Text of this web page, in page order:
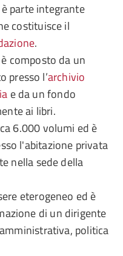
è parte integrante
costituisce il
.
composto da un
presso l’archivio
e da un fondo
ai libri.
6.000 volumi ed è
l'abitazione privata
nella sede della
eterogeneo ed è
di un dirigente
politica